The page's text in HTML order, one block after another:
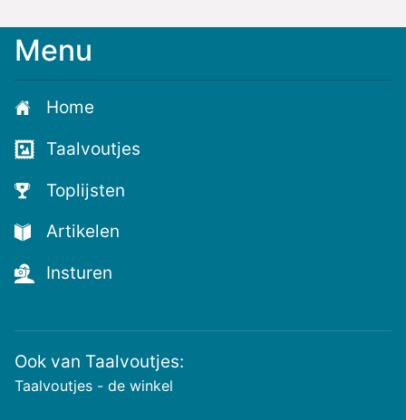
Menu
Home
Taalvoutjes
Toplijsten
Artikelen
Insturen
Ook van Taalvoutjes:
Taalvoutjes - de winkel